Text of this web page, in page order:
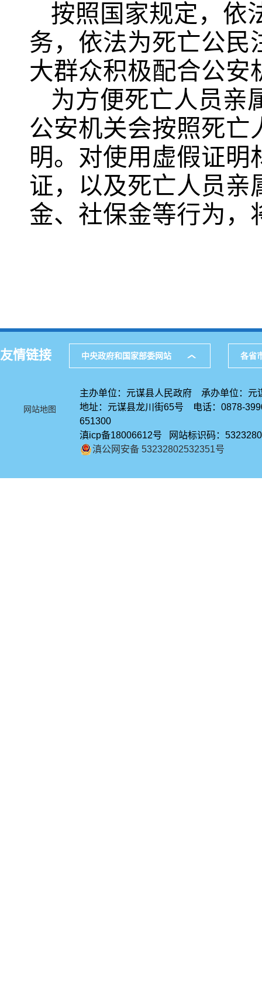
按照国家规定，依
务，依法为死亡公民
大群众积极配合公安
为方便死亡人员亲
公安机关会按照死亡
明。对使用虚假证明
证，以及死亡人员亲
金、社保金等行为，
友情链接 中央政府和国家部委网站 各省
网站地图
主办单位：元谋县人民政府 承办单位：元
地址：元谋县龙川街65号 电话：0878-
651300
滇icp备18006612号 网站标识码：
滇公网安备 53232802532351号